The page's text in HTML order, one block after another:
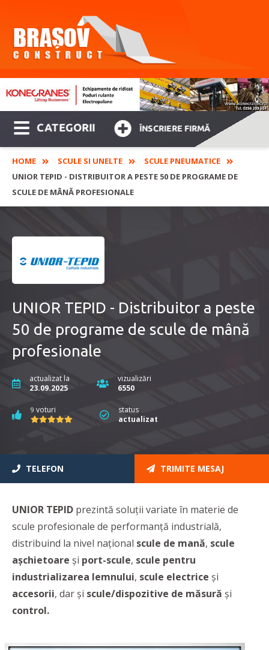
CATEGORII ÎNSCRIERE FIRMĂ
HOME SCULE SI UNELTE
SCULE PNEUMATICE
UNIOR TEPID - DISTRIBUITOR A PESTE 50 DE PROGRAME DE
SCULE DE MÂNĂ PROFESIONALE
UNIOR TEPID - Distribuitor a peste
50 de programe de scule de mână
profesionale
actualizat la
23.09.2025
vizualizări
6550
9 voturi
status
actualizat
TELEFON TRIMITE MESAJ
UNIOR TEPID prezintă soluții variate în materie de
scule profesionale de performanță industrială,
distribuind la nivel național scule de mană, scule
așchietoare și port-scule, scule pentru
industrializarea lemnului, scule electrice și
accesorii, dar și scule/dispozitive de măsură și
control.